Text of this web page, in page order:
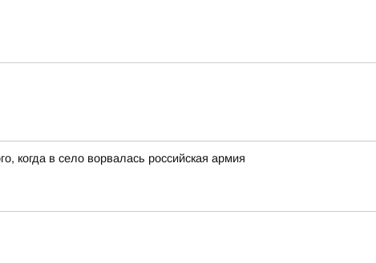
когда в село ворвалась российская армия